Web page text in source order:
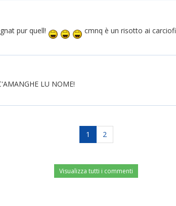
pur quell! cmnq è un risotto ai carciofi
LU NOME!
1 2
Visualizza tutti i commenti